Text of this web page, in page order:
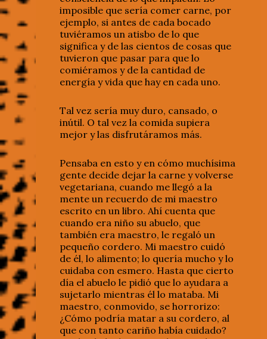
imposible que sería comer carne, por
ejemplo, si antes de cada bocado
tuviéramos un atisbo de lo que
significa y de las cientos de cosas que
tuvieron que pasar para que lo
comiéramos y de la cantidad de
energía y vida que hay en cada uno.
Tal vez sería muy duro, cansado, o
inútil. O tal vez la comida supiera
mejor y las disfrutáramos más.
Pensaba en esto y en cómo muchísima
gente decide dejar la carne y volverse
vegetariana, cuando me llegó a la
mente un recuerdo de mi maestro
escrito en un libro. Ahí cuenta que
cuando era niño su abuelo, que
también era maestro, le regaló un
pequeño cordero. Mi maestro cuidó
de él, lo alimento; lo quería mucho y lo
cuidaba con esmero. Hasta que cierto
día el abuelo le pidió que lo ayudara a
sujetarlo mientras él lo mataba. Mi
maestro, conmovido, se horrorizo:
¿Cómo podría matar a su cordero, al
que con tanto cariño había cuidado?